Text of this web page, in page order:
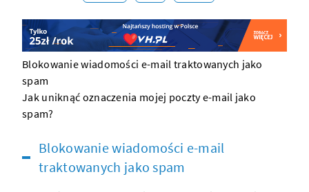
Blokowanie wiadomości e-mail traktowanych jako
spam
Jak uniknąć oznaczenia mojej poczty e-mail jako
spam?
Blokowanie wiadomości e-mail
traktowanych jako spam